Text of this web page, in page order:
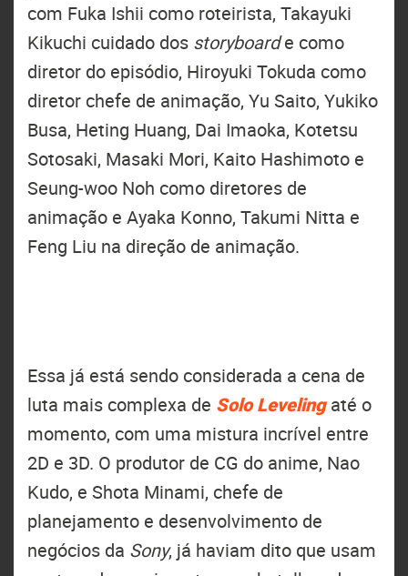
com Fuka Ishii como roteirista, Takayuki
Kikuchi cuidado dos storyboarde como
diretor do episódio, Hiroyuki Tokuda como
diretor chefe de animação, Yu Saito, Yukiko
Busa, Heting Huang, Dai Imaoka, Kotetsu
Sotosaki, Masaki Mori, Kaito Hashimoto e
Seung-woo Noh como diretores de
animação e Ayaka Konno, Takumi Nitta e
Feng Liu na direção de animação.
Essa já está sendo considerada a cena de
luta mais complexa de Solo Levelingaté o
momento, com uma mistura incrível entre
2D e 3D. O produtor de CG do anime, Nao
Kudo, e Shota Minami, chefe de
planejamento e desenvolvimento de
negócios da Sony, já haviam dito que usam